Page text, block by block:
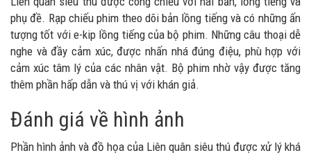
phụ đề. Rạp chiếu phim theo dõi bản lồng tiếng và có những ấn
tượng tốt với e-kip lồng tiếng của bộ phim. Những câu thoại dễ
nghe và đầy cảm xúc, được nhấn nhá đúng điệu, phù hợp với
cảm xúc tâm lý của các nhân vật. Bộ phim nhờ vậy được tăng
thêm phần hấp dẫn và thú vị với khán giả.
Đánh giá về hình ảnh
Phần hình ảnh và đồ họa của Liên quân siêu thú được xử lý khá